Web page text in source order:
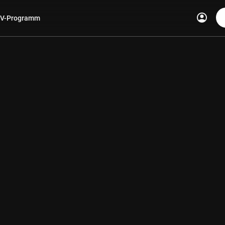
Programm account_circle